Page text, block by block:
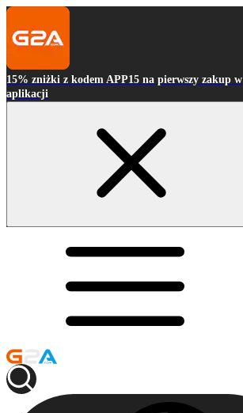
15% zniżki z kodem APP15 na pierwszy zakup w
aplikacji